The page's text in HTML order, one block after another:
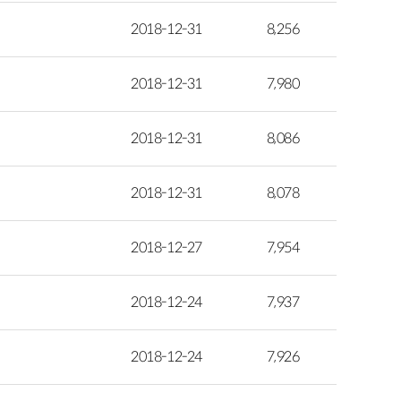
2018-12-31 8,256
2018-12-31 7,980
2018-12-31 8,086
2018-12-31 8,078
2018-12-27 7,954
2018-12-24 7,937
2018-12-24 7,926